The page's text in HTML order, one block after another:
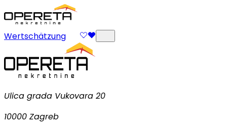
Wertschätzung
Ulica grada Vukovara 20
10000 Zagreb